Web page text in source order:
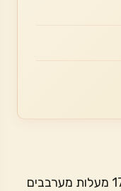
מדליקים תנור על טמפרטורה של 170 מעלות מערבבים